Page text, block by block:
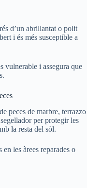
d’un abrillantat o polit
i és més susceptible a
vulnerable i assegura que
peces de marbre, terrazzo
per protegir les
la resta del sòl.
les àrees reparades o